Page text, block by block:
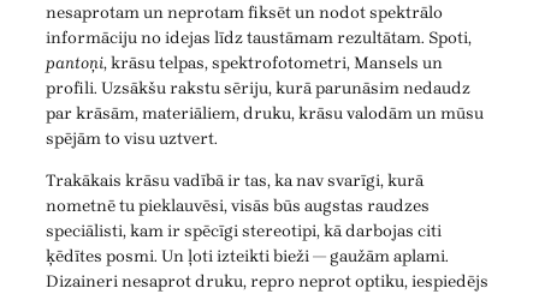
nesaprotam un neprotam fiksēt un nodot spektrālo
informāciju no idejas līdz taustāmam rezultātam. Spoti,
pantoņi, krāsu telpas, spektrofotometri, Mansels un
profili. Uzsākšu rakstu sēriju, kurā parunāsim nedaudz
par krāsām, materiāliem, druku, krāsu valodām un mūsu
spējām to visu uztvert.
Trakākais krāsu vadībā ir tas, ka nav svarīgi, kurā
nometnē tu pieklauvēsi, visās būs augstas raudzes
speciālisti, kam ir spēcīgi stereotipi, kā darbojas citi
ķēdītes posmi. Un ļoti izteikti bieži — gaužām aplami.
Dizaineri nesaprot druku, repro neprot optiku, iespiedējs